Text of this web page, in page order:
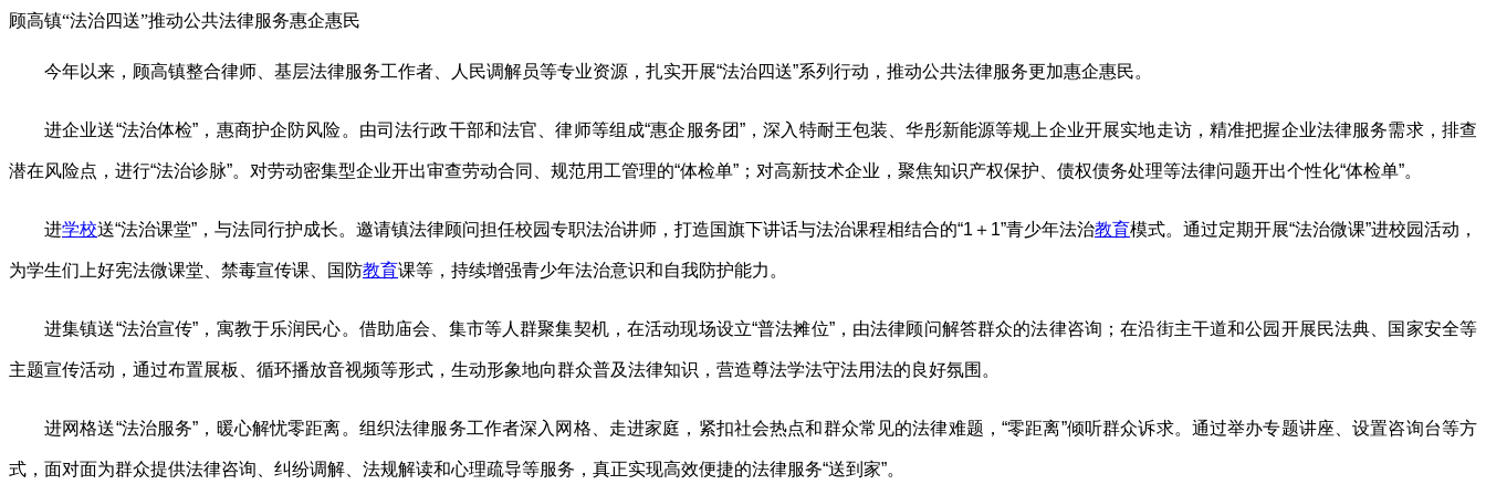
顾高镇“法治四送”推动公共法律服务惠企惠民
今年以来，顾高镇整合律师、基层法律服务工作者、人民调解员等专业资源，扎实开展“法治四送”系列行动，推动公共法律服务更加惠企惠民。
进企业送“法治体检”，惠商护企防风险。由司法行政干部和法官、律师等组成“惠企服务团”，深入特耐王包装、华彤新能源等规上企业开展实地走访，精准把握企业法律服务需求，排查
潜在风险点，进行“法治诊脉”。对劳动密集型企业开出审查劳动合同、规范用工管理的“体检单”；对高新技术企业，聚焦知识产权保护、债权债务处理等法律问题开出个性化“体检单”。
进学校送“法治课堂”，与法同行护成长。邀请镇法律顾问担任校园专职法治讲师，打造国旗下讲话与法治课程相结合的“1＋1”青少年法治教育模式。通过定期开展“法治微课”进校园活动，
为学生们上好宪法微课堂、禁毒宣传课、国防教育课等，持续增强青少年法治意识和自我防护能力。
进集镇送“法治宣传”，寓教于乐润民心。借助庙会、集市等人群聚集契机，在活动现场设立“普法摊位”，由法律顾问解答群众的法律咨询；在沿街主干道和公园开展民法典、国家安全等
主题宣传活动，通过布置展板、循环播放音视频等形式，生动形象地向群众普及法律知识，营造尊法学法守法用法的良好氛围。
进网格送“法治服务”，暖心解忧零距离。组织法律服务工作者深入网格、走进家庭，紧扣社会热点和群众常见的法律难题，“零距离”倾听群众诉求。通过举办专题讲座、设置咨询台等方
式，面对面为群众提供法律咨询、纠纷调解、法规解读和心理疏导等服务，真正实现高效便捷的法律服务“送到家”。